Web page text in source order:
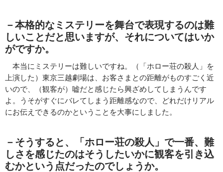
－本格的なミステリーを舞台で表現するのは難
しいことだと思いますが、それについてはいか
がですか。
本当にミステリーは難しいですね。（「ホロー荘の殺人」を
上演した）東京三越劇場は、お客さまとの距離がものすごく近
いので、（観客が）嘘だと感じたら興ざめしてしまうんです
よ。うそがすぐにバレてしまう距離感なので、どれだけリアル
にお伝えできるのかということを大事にしました。
－そうすると、「ホロー荘の殺人」で一番、難
しさを感じたのはそうしたいかに観客を引き込
むかという点だったのでしょうか。